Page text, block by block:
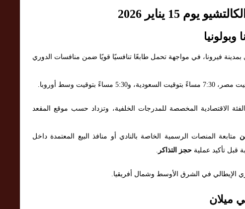
15 يناير 2026
بمدينة فيرونا، في مواجهة تحمل طابعًا تنافسيًا قويًا ضمن منافسات الدوري
الاقتصادية المخصصة للمدرجات الخلفية، وتزداد حسب موقع المقعد
متابعة المنصات الرسمية الخاصة بالنادي أو منافذ البيع المعتمدة داخل
قبل تأكيد عملية حجز التذاكر .
الإيطالي في الشرق الأوسط وشمال أفريقيا.
ميلان